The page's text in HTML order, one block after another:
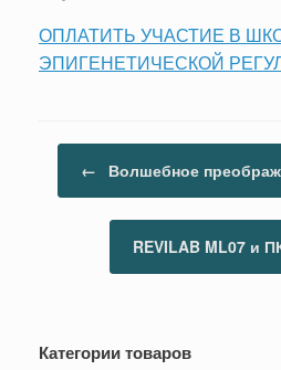
ОПЛАТИТЬ УЧАСТИЕ В
ЭПИГЕНЕТИЧЕСКОЙ
← Волшебное
REVILAB ML07 и
Категории товаров